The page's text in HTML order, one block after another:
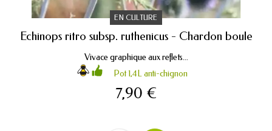
EN CULTURE
Echinops ritro subsp. ruthenicus - Chardon boule
Vivace graphique aux reflets...
Pot 1,4L anti-chignon
7,90 €